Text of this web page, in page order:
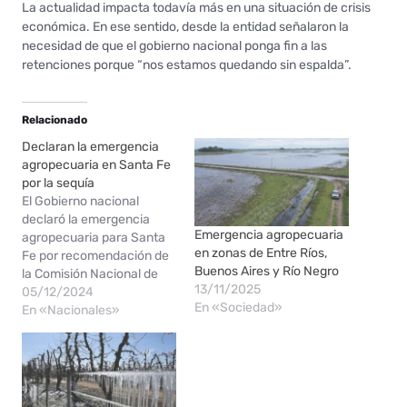
La actualidad impacta todavía más en una situación de crisis
económica. En ese sentido, desde la entidad señalaron la
necesidad de que el gobierno nacional ponga fin a las
retenciones porque “nos estamos quedando sin espalda”.
Relacionado
Declaran la emergencia
agropecuaria en Santa Fe
por la sequía
El Gobierno nacional
declaró la emergencia
agropecuaria para Santa
Fe por recomendación de
la Comisión Nacional de
Emergencias y Desastres
Agropecuarios (CNEyDA),
intensificación de la
sequía en el norte de la
provincia. Así lo estableció
el Ministro de
05/12/2024
En «Nacionales»
Emergencia agropecuaria
en zonas de Entre Ríos,
Buenos Aires y Río Negro
13/11/2025
En «Sociedad»